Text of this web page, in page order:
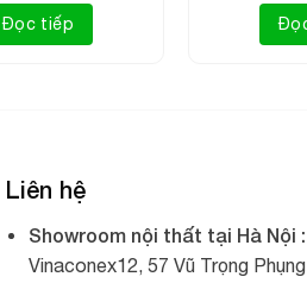
Đọc tiếp
Liên hệ
Showroom nội thất tại Hà Nội :
Vinaconex12, 57 Vũ Trọng